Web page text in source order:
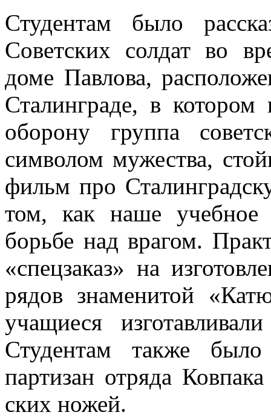
Студентам было
Советских солдат во
доме Павлова,
Сталинграде, в
оборону группа
символом мужества,
фильм про
том, как наше учебное
борьбе над врагом.
«спецзаказ» на
рядов знаменитой
учащиеся
Студентам также
партизан отряда
ских ножей.